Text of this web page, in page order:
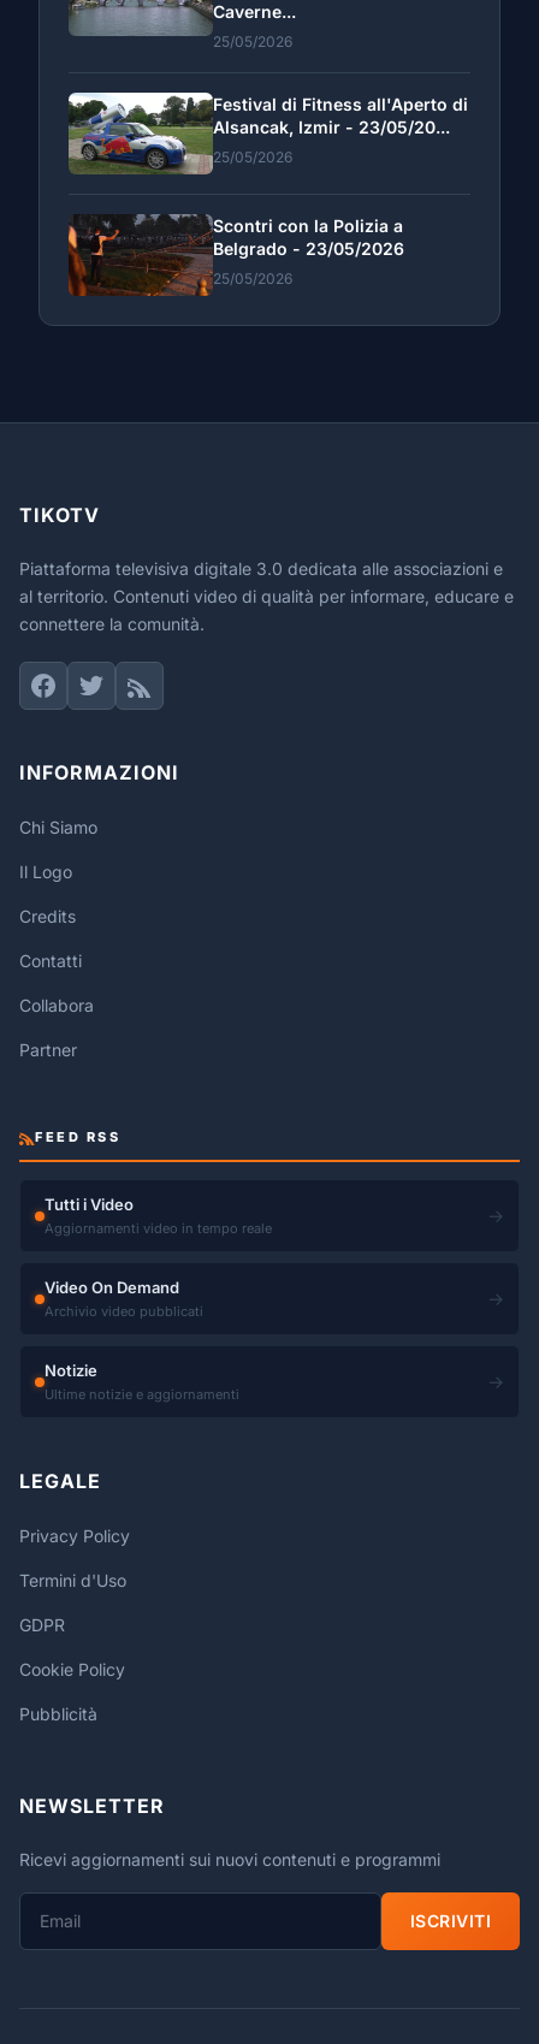
Caverne...
25/05/2026
Festival di Fitness all'Aperto di
Alsancak, Izmir - 23/05/20...
25/05/2026
Scontri con la Polizia a
Belgrado - 23/05/2026
25/05/2026
TIKOTV
Piattaforma televisiva digitale 3.0 dedicata alle associazioni e
al territorio. Contenuti video di qualità per informare, educare e
connettere la comunità.
INFORMAZIONI
Chi Siamo
Il Logo
Credits
Contatti
Collabora
Partner
FEED RSS
Tutti i Video
Aggiornamenti video in tempo reale
→
Video On Demand
Archivio video pubblicati
→
Notizie
Ultime notizie e aggiornamenti
→
LEGALE
Privacy Policy
Termini d'Uso
GDPR
Cookie Policy
Pubblicità
NEWSLETTER
Ricevi aggiornamenti sui nuovi contenuti e programmi
ISCRIVITI